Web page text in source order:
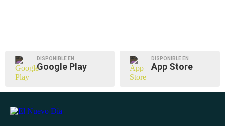
DISPONIBLE EN
Google Play
DISPONIBLE EN
App Store